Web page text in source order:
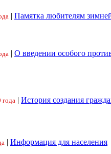
| Памятка любителям
| О введении особого
года | История создания
| Информация для населения